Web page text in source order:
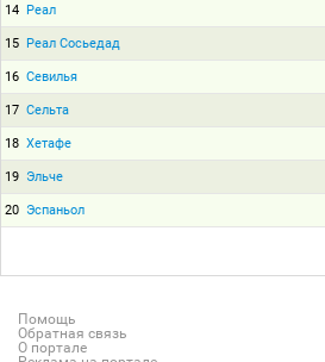
14 Реал
15 Реал Сосьедад
16 Севилья
17 Сельта
18 Хетафе
19 Эльче
20 Эспаньол
Помощь
Обратная связь
О портале